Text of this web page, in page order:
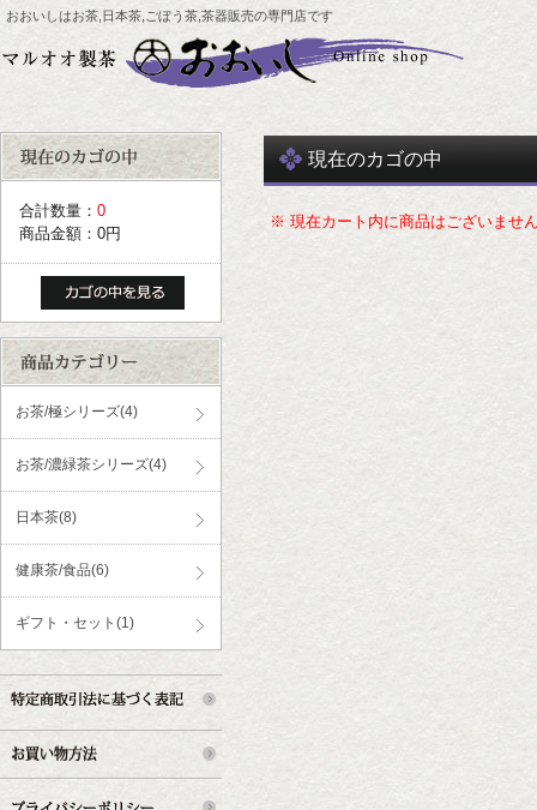
おおいしはお茶,日本茶,ごぼう茶,茶器販売の専門店です
合計数量： 0
商品金額： 0円
お茶/極シリーズ(4)
お茶/濃緑茶シリーズ(4)
日本茶(8)
健康茶/食品(6)
ギフト・セット(1)
現在のカゴの中
※ 現在カート内に商品はございませ